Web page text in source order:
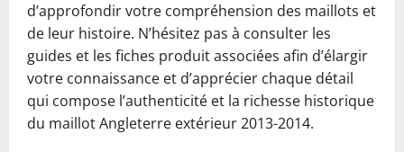
d’approfondir votre compréhension des maillots et
de leur histoire. N’hésitez pas à consulter les
guides et les fiches produit associées afin d’élargir
votre connaissance et d’apprécier chaque détail
qui compose l’authenticité et la richesse historique
du maillot Angleterre extérieur 2013-2014.